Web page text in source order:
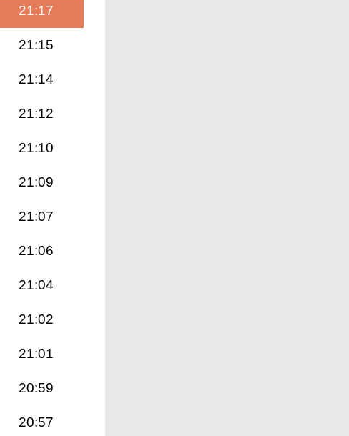
21:17
21:15
21:14
21:12
21:10
21:09
21:07
21:06
21:04
21:02
21:01
20:59
20:57